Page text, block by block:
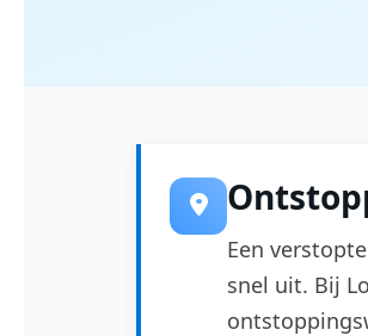
Een
snel uit. Bij